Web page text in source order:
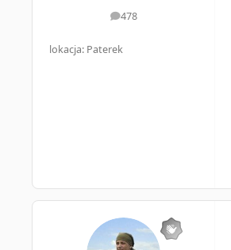
478
odpowiedzi
lokacja: Paterek